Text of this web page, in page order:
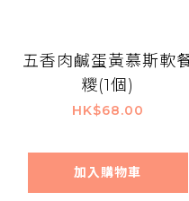
五香肉鹹蛋黃慕斯軟
糭(1個)
HK$68.00
加入購物車